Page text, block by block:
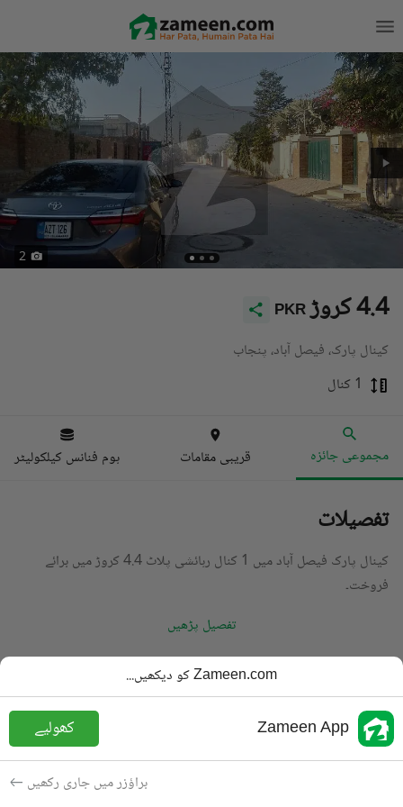
2
PKR 4.4 کروڑ
کینال پارک، فیصل آباد، پنجاب
1 کنال
مجموعی جائزہ قریبی مقامات ہوم فنانس کیلکولیٹر
تفصیلات
کینال پارک فیصل آباد میں 1 کنال رہائشی پلاٹ 4.4 کروڑ میں برائے
فروخت۔
تفصیل پڑھیں
رہائشی پلاٹ
قیمت
PKR
4.4 کروڑ
رقبہ
مقصد
برائے فروخت
Zameen.com کو دیکھیں...
Zameen App کھولیے
براؤزر میں جاری رکھیں